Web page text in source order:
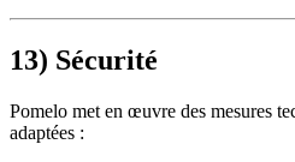
13) Sécurité
Pomelo met en œuvre des mesures
adaptées :